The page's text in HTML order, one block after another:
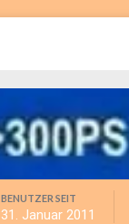
BENUTZER SEIT
31. Januar 2011